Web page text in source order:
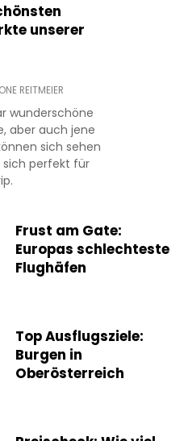
unserer
REITMEIER
wunderschöne
aber auch jene
sich sehen
sich perfekt für
Frust am Gate:
Europas schlechteste
Flughäfen
Top Ausflugsziele:
Burgen in
Oberösterreich